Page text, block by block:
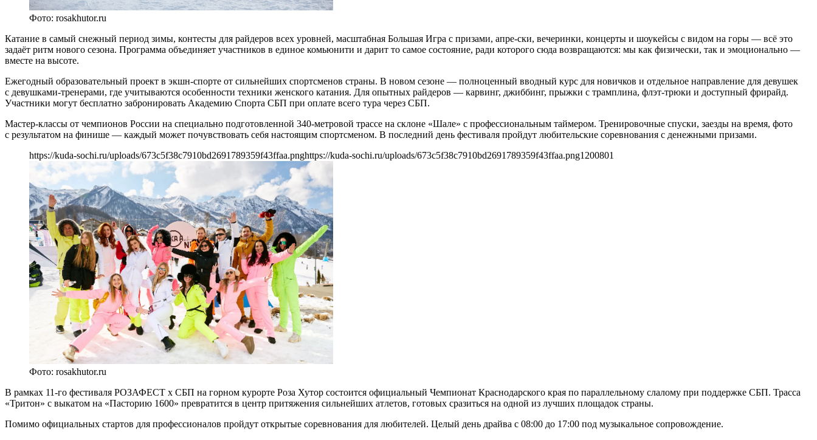
Фото: rosakhutor.ru
Катание в самый снежный период зимы, контесты для райдеров всех уровней, масштабная Большая Игра с призами, апре-ски, вечеринки, концерты и шоукейсы с видом на горы — всё это
задаёт ритм нового сезона. Программа объединяет участников в единое комьюнити и дарит то самое состояние, ради которого сюда возвращаются: мы как физически, так и эмоционально —
вместе на высоте.
Ежегодный образовательный проект в экшн-спорте от сильнейших спортсменов страны. В новом сезоне — полноценный вводный курс для новичков и отдельное направление для девушек
с девушками-тренерами, где учитываются особенности техники женского катания. Для опытных райдеров — карвинг, джиббинг, прыжки с трамплина, флэт-трюки и доступный фрирайд.
Участники могут бесплатно забронировать Академию Спорта СБП при оплате всего тура через СБП.
Мастер-классы от чемпионов России на специально подготовленной 340-метровой трассе на склоне «Шале» с профессиональным таймером. Тренировочные спуски, заезды на время, фото
с результатом на финише — каждый может почувствовать себя настоящим спортсменом. В последний день фестиваля пройдут любительские соревнования с денежными призами.
https://kuda-sochi.ru/uploads/673c5f38c7910bd2691789359f43ffaa.pnghttps://kuda-sochi.ru/uploads/673c5f38c7910bd2691789359f43ffaa.png1200801
Фото: rosakhutor.ru
В рамках 11-го фестиваля РОЗАФЕСТ х СБП на горном курорте Роза Хутор состоится официальный Чемпионат Краснодарского края по параллельному слалому при поддержке СБП. Трасса
«Тритон» с выкатом на «Пасторию 1600» превратится в центр притяжения сильнейших атлетов, готовых сразиться на одной из лучших площадок страны.
Помимо официальных стартов для профессионалов пройдут открытые соревнования для любителей. Целый день драйва с 08:00 до 17:00 под музыкальное сопровождение.